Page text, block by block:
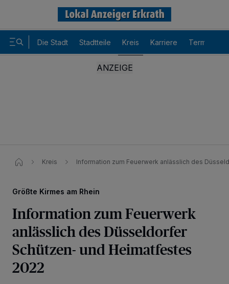
Die Stadt Stadtteile Kreis Karriere Termine
Kreis Information zum Feuerwerk anlässlich des
Größte Kirmes am Rhein
Information zum Feuerwerk
anlässlich des Düsseldorfer
Schützen- und Heimatfestes
2022
Wir und unsere
-Partner speichern und greifen auf
personenbezogene Daten wie Browserdaten oder eindeutige
Kennungen auf Ihrem Gerät zu. Durch Auswahl von OK aktivieren Sie
Tracking-Technologien für die unter „Wir und unsere Partner
verarbeiten Daten, um Ihnen Dienste bereitzustellen“ aufgeführten